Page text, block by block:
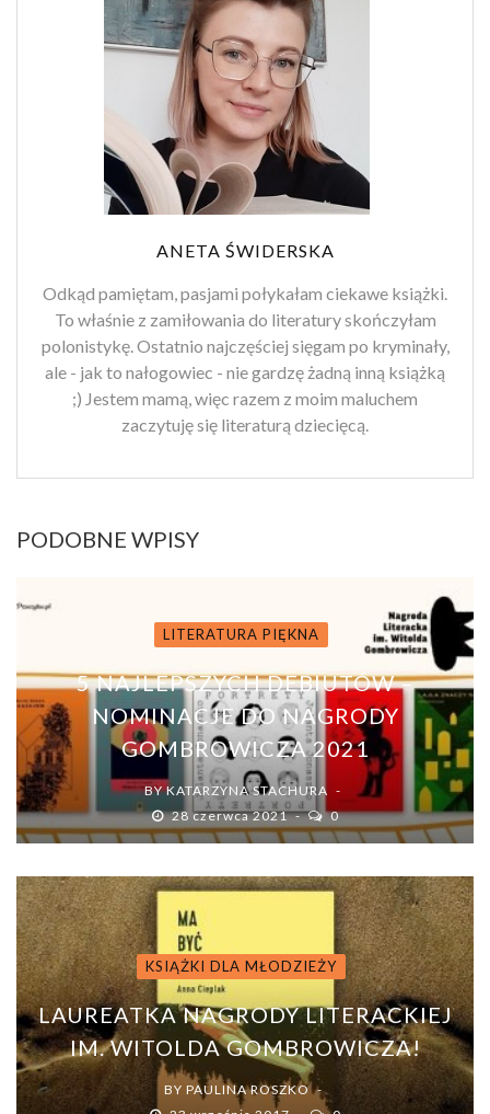
ANETA ŚWIDERSKA
Odkąd pamiętam, pasjami połykałam ciekawe książki.
To właśnie z zamiłowania do literatury skończyłam
polonistykę. Ostatnio najczęściej sięgam po kryminały,
ale - jak to nałogowiec - nie gardzę żadną inną książką
;) Jestem mamą, więc razem z moim maluchem
zaczytuję się literaturą dziecięcą.
PODOBNE WPISY
LITERATURA PIĘKNA
5 NAJLEPSZYCH DEBIUTÓW –
NOMINACJE DO NAGRODY
GOMBROWICZA 2021
BYKATARZYNA STACHURA
28 czerwca 2021
0
KSIĄŻKI DLA MŁODZIEŻY
LAUREATKA NAGRODY LITERACKIEJ
IM. WITOLDA GOMBROWICZA!
BY PAULINA ROSZKO